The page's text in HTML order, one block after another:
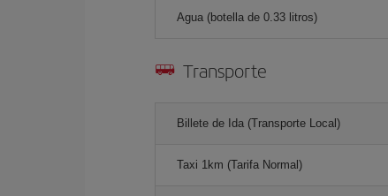
Agua (botella de 0.33 litros)
Transporte
Billete de Ida (Transporte Local)
Taxi 1km (Tarifa Normal)